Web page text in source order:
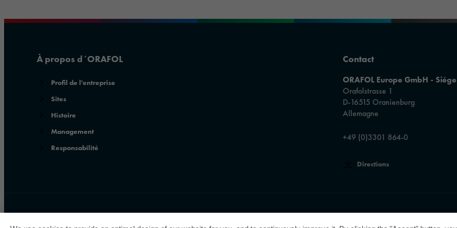
À propos d´ORAFOL
Profil de l'entreprise
Sites
Histoire
Management
Responsabilité
Contact
ORAFOL Europe GmbH -
Orafolstrasse 1
D-16515 Oranienburg
Allemagne
+49 (0)3301 864-0
Directions